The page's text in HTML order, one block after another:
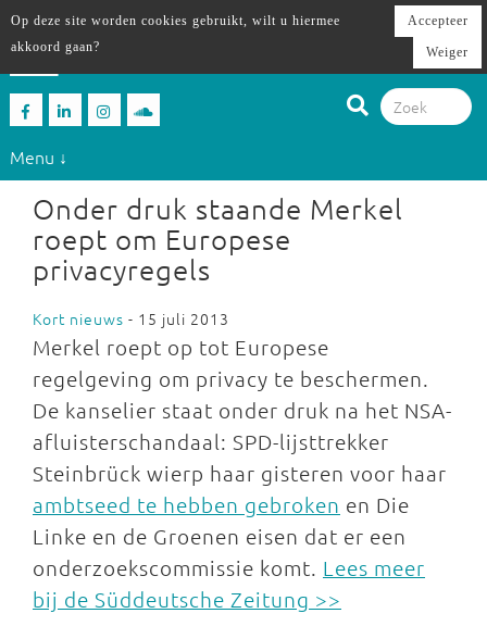
Menu ↓
Onder druk staande Merkel
roept om Europese
privacyregels
Kort nieuws - 15 juli 2013
Merkel roept op tot Europese
regelgeving om privacy te beschermen.
De kanselier staat onder druk na het NSA-
afluisterschandaal: SPD-lijsttrekker
Steinbrück wierp haar gisteren voor haar
ambtseed te hebben gebroken en Die
Linke en de Groenen eisen dat er een
onderzoekscommissie komt. Lees meer
bij de Süddeutsche Zeitung >>
Op deze site worden cookies gebruikt, wilt u hiermee
akkoord gaan?
Accepteer
Weiger